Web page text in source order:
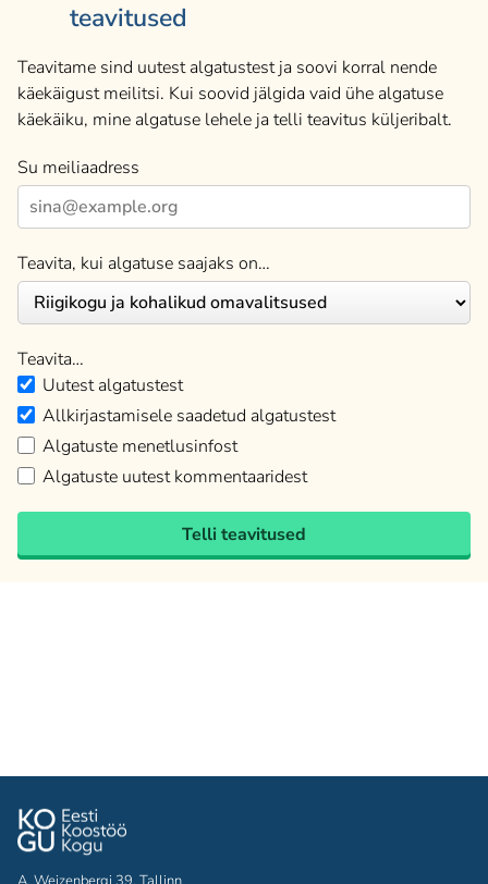
teavitused
Teavitame sind uutest algatustest ja soovi korral nende
käekäigust meilitsi. Kui soovid jälgida vaid ühe algatuse
käekäiku, mine algatuse lehele ja telli teavitus küljeribalt.
Su meiliaadress
Teavita, kui algatuse saajaks on…
Teavita…
Uutest algatustest
Allkirjastamisele saadetud algatustest
Algatuste menetlusinfost
Algatuste uutest kommentaaridest
Telli teavitused